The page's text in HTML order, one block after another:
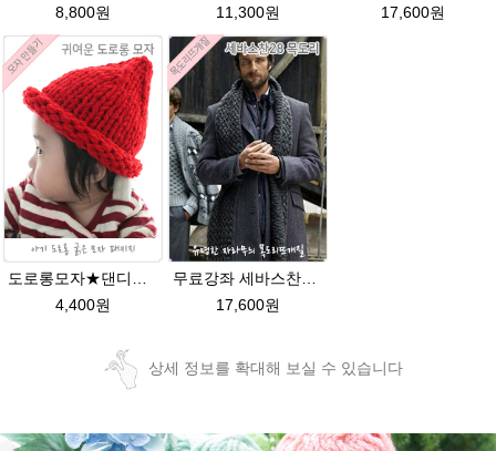
8,800원
11,300원
17,600원
4,400원
17,600원
상세 정보를 확대해 보실 수 있습니다